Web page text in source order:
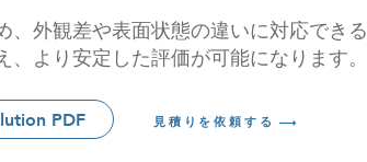
外観差や表面状態の違いに対応でき
より安定した評価が可能になります。
PDF 見積りを依頼する